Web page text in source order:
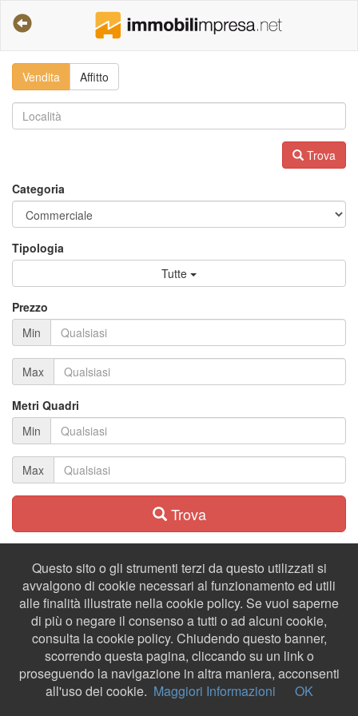
Vendita Affitto
Trova
Categoria
Tipologia
Tutte
Prezzo
Min
Max
Metri Quadri
Min
Max
Trova
Questo sito o gli strumenti terzi da questo utilizzati si
avvalgono di cookie necessari al funzionamento ed utili
alle finalità illustrate nella cookie policy. Se vuoi saperne
di più o negare il consenso a tutti o ad alcuni cookie,
consulta la cookie policy. Chiudendo questo banner,
scorrendo questa pagina, cliccando su un link o
proseguendo la navigazione in altra maniera, acconsenti
all'uso dei cookie. Maggiori Informazioni OK